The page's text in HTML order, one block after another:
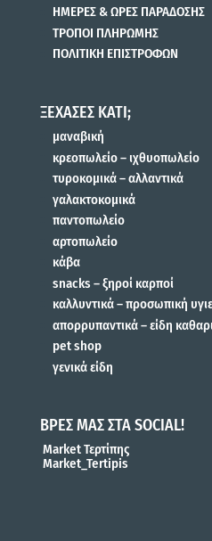
ΗΜΕΡΕΣ & ΩΡΕΣ ΠΑΡΑΔΟΣΗΣ
ΤΡΟΠΟΙ ΠΛΗΡΩΜΗΣ
ΠΟΛΙΤΙΚΗ ΕΠΙΣΤΡΟΦΩΝ
ΞΕΧΑΣΕΣ ΚΑΤΙ;
μαναβική
κρεοπωλείο – ιχθυοπωλείο
τυροκομικά – αλλαντικά
γαλακτοκομικά
παντοπωλείο
αρτοπωλείο
κάβα
snacks – ξηροί καρποί
καλλυντικά – προσωπική
απορρυπαντικά – είδη
pet shop
γενικά είδη
ΒΡΕΣ ΜΑΣ ΣΤΑ SOCIAL!
Market Τερτίπης
Market_Tertipis